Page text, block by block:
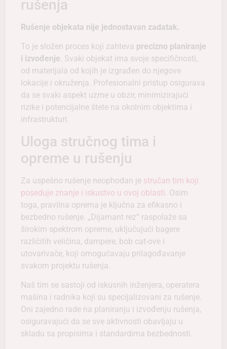
rušenja
Rušenje objekata nije jednostavan zadatak.
To je složen proces koji zahteva precizno planiranje
i izvođenje. Svaki objekat ima svoje specifičnosti,
od materijala od kojih je izgrađen do njegove
lokacije i okruženja. Profesionalni pristup osigurava
da se svaki aspekt uzme u obzir, minimizirajući
rizike i potencijalne štete na okolnim objektima i
infrastrukturi.
Uloga stručnog tima i
opreme u rušenju
Za uspešno rušenje neophodan je stručan tim koji
poseduje znanje i iskustvo u ovoj oblasti . Osim
toga, pravilna oprema je ključna za efikasno i
bezbedno rušenje. „Dijamant rez“ raspolaže sa
širokim spektrom opreme, uključujući bagere
različitih veličina, dampere, bob cat-ove i
utovarivače, koji omogućavaju prilagođavanje
svakom projektu rušenja.
Naš tim se sastoji od iskusnih inženjera, operatera
mašina i radnika koji su specijalizovani za rušenje.
Oni zajedno rade na planiranju i izvođenju rušenja,
osiguravajući da se sve aktivnosti obavljaju u
skladu sa propisima i standardima bezbednosti.